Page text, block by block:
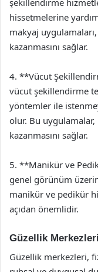
hissetmelerine
makyaj
kazanmasını sağlar.
4. **Vücut
vücut şekillendirme
yöntemler ile
olur. Bu
kazanmasını sağlar.
5. **Manikür ve
genel görünüm
manikür ve pedikür
açıdan önemlidir.
Güzellik
Güzellik merkezleri,